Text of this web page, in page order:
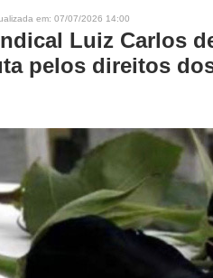
em: 07/07/2026 14:00
Luiz Carlos
pelos direitos